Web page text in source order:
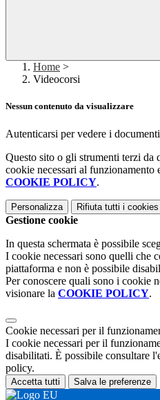
Home >
Videocorsi
Nessun contenuto da visualizzare
Autenticarsi per vedere i
Questo sito o gli strumenti terzi da
cookie necessari al
COOKIE POLICY.
Personalizza Rifiuta tutti i cookies
Gestione cookie
In questa schermata è possibile
I cookie necessari sono quelli che
piattaforma e non è possibile
Per conoscere quali sono i cookie
visionare la COOKIE POLICY.
Cookie necessari per il
I cookie necessari per il
disabilitati. È possibile consultare
policy.
Accetta tutti Salva le preferenze